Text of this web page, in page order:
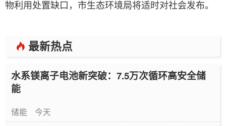
物利用处置缺口，市生态环境局将适时对社会发布。
最新热点
水系镁离子电池新突破：7.5万次循环高安全储
能
储能 今天